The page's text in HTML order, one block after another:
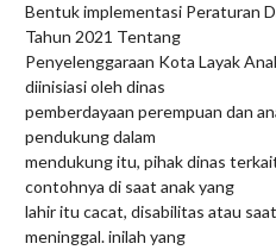
Bentuk implementasi Peraturan
Tahun 2021 Tentang
Penyelenggaraan Kota Layak
diinisiasi oleh dinas
pemberdayaan perempuan dan
pendukung dalam
mendukung itu, pihak dinas
contohnya di saat anak yang
lahir itu cacat, disabilitas atau
meninggal. inilah yang